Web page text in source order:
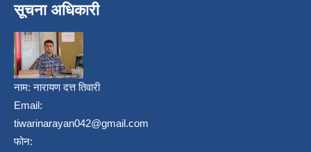
सूचना अधिकारी
नाम:नारायण दत्त तिवारी
Email:
tiwarinarayan042@gmail.com
फोन: